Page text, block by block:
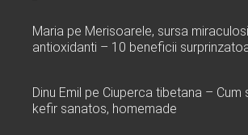
Maria pe Merisoarele, sursa
antioxidanti – 10 beneficii
Dinu Emil pe Ciuperca tibetana – Cum
kefir sanatos, homemade